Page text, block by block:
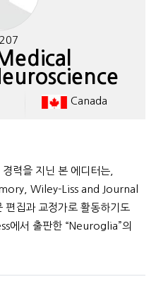
Canada
력을 지닌 본 에디터는,
Wiley-Liss and Journal
집과 교정가로 활동하기도
에서 출판한 “Neuroglia”의